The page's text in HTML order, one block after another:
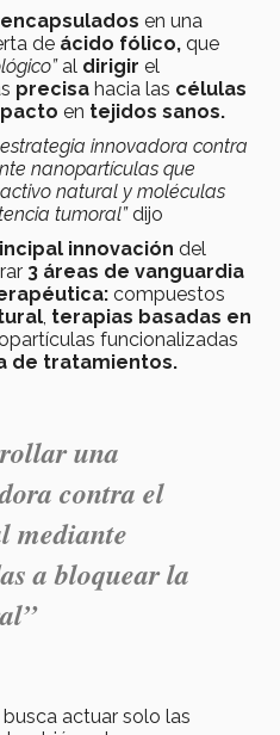
encapsulados en una
de ácido fólico, que
al dirigir el
precisa hacia las células
en tejidos sanos.
innovadora contra
nanopartículas que
natural y moléculas
tumoral”dijo
innovación del
3 áreas de vanguardia
compuestos
, terapias basadas en
funcionalizadas
de tratamientos.
una
contra el
mediante
a bloquear la
actuar solo las